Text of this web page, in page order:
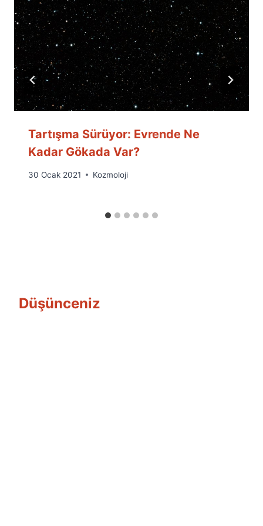
Tartışma Sürüyor: Evrende Ne
Kadar Gökada Var?
By
30 Ocak 2021 Kozmoloji
Düşünceniz